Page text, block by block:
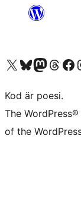
Besök vår X-konto (f.d. Twitter)
Besök vårt Bluesky-konto
Besök vårt Mastodon-konto
Besök vårt Thread-
Besök vår
Kod är poesi.
The
of the